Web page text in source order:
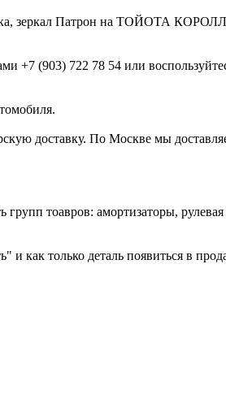
зеркал Патрон на ТОЙОТА
+7 (903) 722 78 54 или
доставку. По Москве мы
тоавров: амортизаторы,
как только деталь появиться в